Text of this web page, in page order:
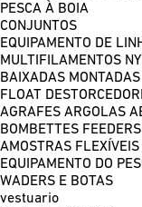
PESCA À BOIA
CONJUNTOS
EQUIPAMENTO DE
MULTIFILAMENTOS
BAIXADAS MONTADAS
FLOAT
AGRAFES ARGOLAS
BOMBETTES FEEDERS
AMOSTRAS FLEXÍVEIS
EQUIPAMENTO DO
WADERS E BOTAS
vestuario